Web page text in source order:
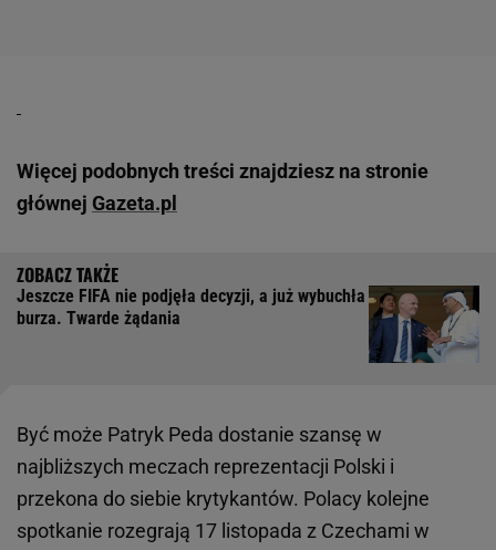
Więcej podobnych treści znajdziesz na stronie
głównej Gazeta.pl
Jeszcze FIFA nie podjęła decyzji, a już wybuchła
burza. Twarde żądania
Być może Patryk Peda dostanie szansę w
najbliższych meczach reprezentacji Polski i
przekona do siebie krytykantów. Polacy kolejne
spotkanie rozegrają 17 listopada z Czechami w